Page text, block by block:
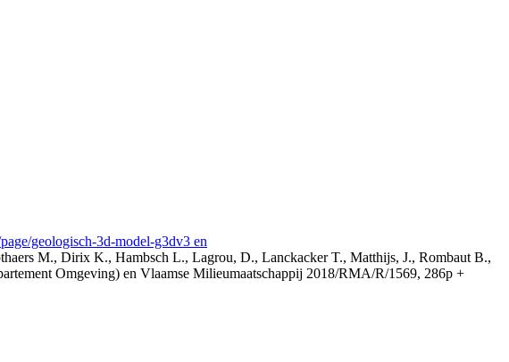
geologisch-3d-model-g3dv3 en
M., Dirix K., Hambsch L., Lagrou, D., Lanckacker T., Matthijs, J., Rombaut B.,
Omgeving) en Vlaamse Milieumaatschappij 2018/RMA/R/1569, 286p +